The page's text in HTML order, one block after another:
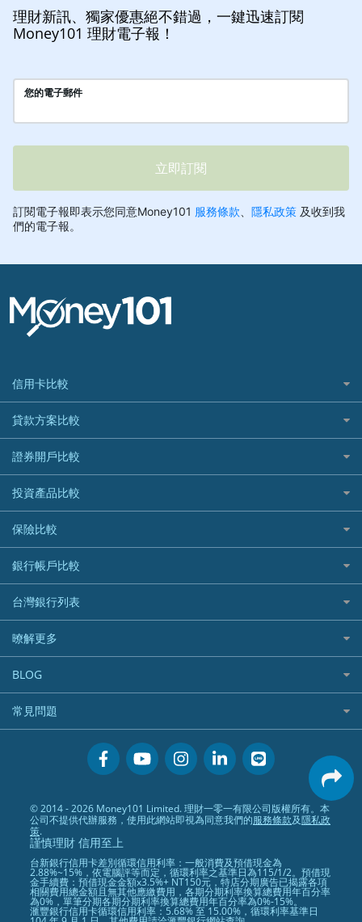
理財新訊、獨家優惠絕不錯過，一鍵迅速訂閱
Money101 理財電子報！
信用卡比較
信用卡情境類別推薦
所有信用卡
精選推薦
國內外現金回饋
繳稅優惠
航空哩程回饋
加油優惠
分期零利率優惠
首刷禮優惠
網購優惠
行動支付優惠
旅遊訂房優惠
貸款方案比較
快速線上貸款推薦
最完整貸款資訊一次看
繳稅貸款
貸款計算機
車貸計算機
精選貸款推薦
信貸利率比較
一般個人貸款
優質客戶貸款
小額借款
循環貸款
汽機車貸款比較
信用貸款銀行列表
債務整合
24小時內入帳貸款
證券開戶比較
台股證券戶
美股證券戶
投資產品比較
機器人投資
加密貨幣
外幣定存
保險比較
住宅險
汽車保險
機車保險
寵物險
銀行帳戶比較
財富管理帳戶
數位存款帳戶
美元定存
台灣銀行列表
銀行與合作機構列表
銀行客服電話
暸解更多
加入我們
訂閱電子報
媒體聯絡
關於我們
BLOG
專欄文章
常見問題
活動禮贈品兌換相關
會員相關常見問題
金融商品常見問題
© 2014 - 2026 Money101 Limited. 理財一零一有限公司版權所有。本
公司不提供代辦服務，使用此網站即視為同意我們的服務條款及隱私政
策.
謹慎理財 信用至上
台新銀行信用卡差別循環信用利率：一般消費及預借現金為
2.88%~15%，依電腦評等而定，循環利率之基準日為115/1/2。預借現
金手續費：預借現金金額x3.5%+ NT150元，特店分期廣告已揭露各項
相關費用總金額且無其他應繳費用，各期分期利率換算總費用年百分率
為0%，單筆分期各期分期利率換算總費用年百分率為0%-15%。
滙豐銀行信用卡循環信用利率：5.68% 至 15.00%，循環利率基準日